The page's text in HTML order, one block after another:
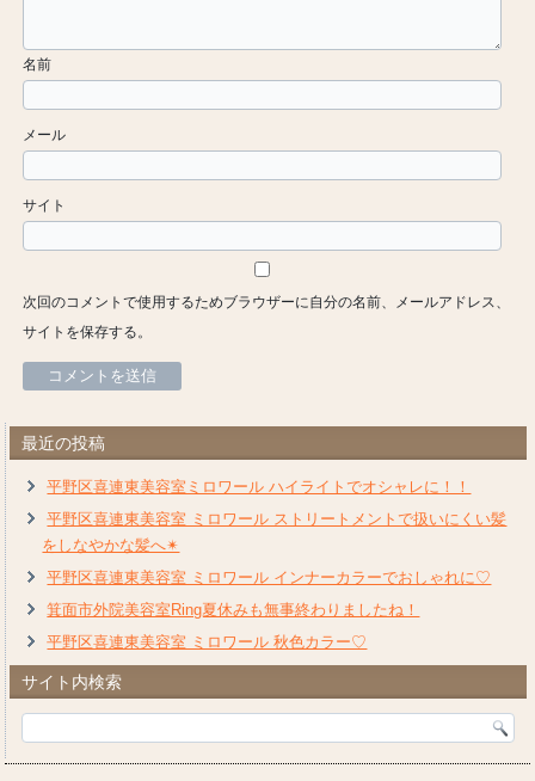
名前
メール
サイト
次回のコメントで使用するためブラウザーに自分の名前、メールアドレス、
サイトを保存する。
最近の投稿
平野区喜連東美容室ミロワール ハイライトでオシャレに！！
平野区喜連東美容室 ミロワール ストリートメントで扱いにくい髪
をしなやかな髪へ✴︎
平野区喜連東美容室 ミロワール インナーカラーでおしゃれに♡
箕面市外院美容室Ring夏休みも無事終わりましたね！
平野区喜連東美容室 ミロワール 秋色カラー♡
サイト内検索